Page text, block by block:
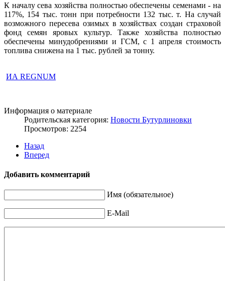
К началу сева хозяйства полностью обеспечены семенами - на
117%, 154 тыс. тонн при потребности 132 тыс. т. На случай
возможного пересева озимых в хозяйствах создан страховой
фонд семян яровых культур. Также хозяйства полностью
обеспечены минудобрениями и ГСМ, с 1 апреля стоимость
топлива снижена на 1 тыс. рублей за тонну.
ИА REGNUM
Информация о материале
Родительская категория: Новости Бутурлиновки
Просмотров: 2254
Назад
Вперед
Добавить комментарий
Имя (обязательное)
E-Mail